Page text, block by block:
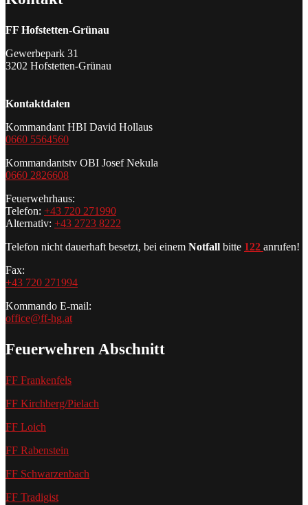
FF Hofstetten-Grünau
Gewerbepark 31
3202 Hofstetten-Grünau
Kontaktdaten
Kommandant HBI David Hollaus
0660 5564560
Kommandantstv OBI Josef Nekula
0660 2826608
Feuerwehrhaus:
Telefon: +43 720 271990
Alternativ: +43 2723 8222
Telefon nicht dauerhaft besetzt, bei einem Notfall bitte 122 anrufen!
Fax:
+43 720 271994
Kommando E-mail:
office@ff-hg.at
Feuerwehren Abschnitt
FF Frankenfels
FF Kirchberg/Pielach
FF Loich
FF Rabenstein
FF Schwarzenbach
FF Tradigist